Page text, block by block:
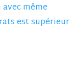
même
est supérieur